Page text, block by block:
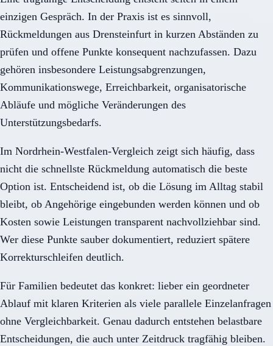
einzigen Gespräch. In der Praxis ist es sinnvoll,
Rückmeldungen aus Drensteinfurt in kurzen Abständen zu
prüfen und offene Punkte konsequent nachzufassen. Dazu
gehören insbesondere Leistungsabgrenzungen,
Kommunikationswege, Erreichbarkeit, organisatorische
Abläufe und mögliche Veränderungen des
Unterstützungsbedarfs.
Im Nordrhein-Westfalen-Vergleich zeigt sich häufig, dass
nicht die schnellste Rückmeldung automatisch die beste
Option ist. Entscheidend ist, ob die Lösung im Alltag stabil
bleibt, ob Angehörige eingebunden werden können und ob
Kosten sowie Leistungen transparent nachvollziehbar sind.
Wer diese Punkte sauber dokumentiert, reduziert spätere
Korrekturschleifen deutlich.
Für Familien bedeutet das konkret: lieber ein geordneter
Ablauf mit klaren Kriterien als viele parallele Einzelanfragen
ohne Vergleichbarkeit. Genau dadurch entstehen belastbare
Entscheidungen, die auch unter Zeitdruck tragfähig bleiben.